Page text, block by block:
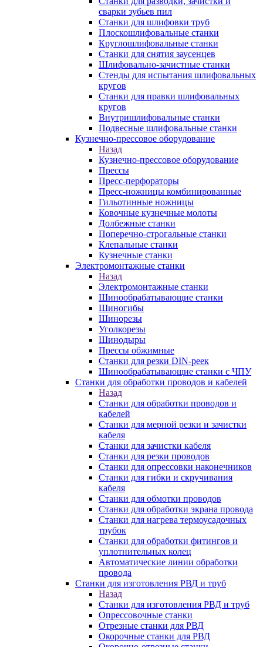
сварки зубьев пил
Станки для шлифовки труб
Плоскошлифовальные станки
Круглошлифовальные станки
Станки для снятия заусенцев
Шлифовально-зачистные станки
Стенды для испытания шлифовальных
кругов
Станки для правки шлифовальных
кругов
Внутришлифовальные станки
Подвесные шлифовальные станки
Кузнечно-прессовое оборудование
Назад
Кузнечно-прессовое оборудование
Прессы
Пресс-перфораторы
Пресс-ножницы комбинированные
Гильотинные ножницы
Ковочные кузнечные молоты
Долбежные станки
Поперечно-строгальные станки
Клепальные станки
Кузнечные станки
Электромонтажные станки
Назад
Электромонтажные станки
Шинообрабатывающие станки
Шиногибы
Шинорезы
Уголкорезы
Шинодыры
Прессы обжимные
Станки для резки DIN-реек
Шинообрабатывающие станки с ЧПУ
Станки для обработки проводов и кабелей
Назад
Станки для обработки проводов и
кабелей
Станки для мерной резки и зачистки
кабеля
Станки для зачистки кабеля
Станки для резки проводов
Станки для опрессовки наконечников
Станки для гибки и скручивания
кабеля
Станки для обмотки проводов
Станки для обработки экрана провода
Станки для нагрева термоусадочных
трубок
Станки для обработки фитингов и
уплотнительных колец
Автоматические линии обработки
провода
Станки для изготовления РВД и труб
Назад
Станки для изготовления РВД и труб
Опрессовочные станки
Отрезные станки для РВД
Окорочные станки для РВД